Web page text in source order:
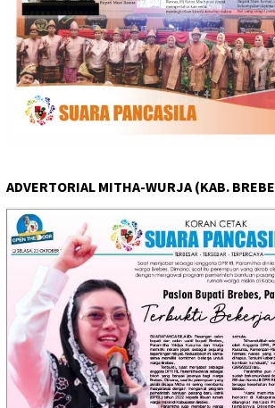
ADVERTORIAL MITHA-WURJA (KAB.